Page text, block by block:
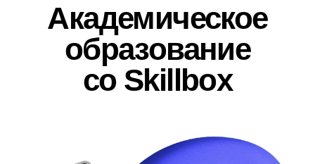
Академическое
образование
со Skillbox